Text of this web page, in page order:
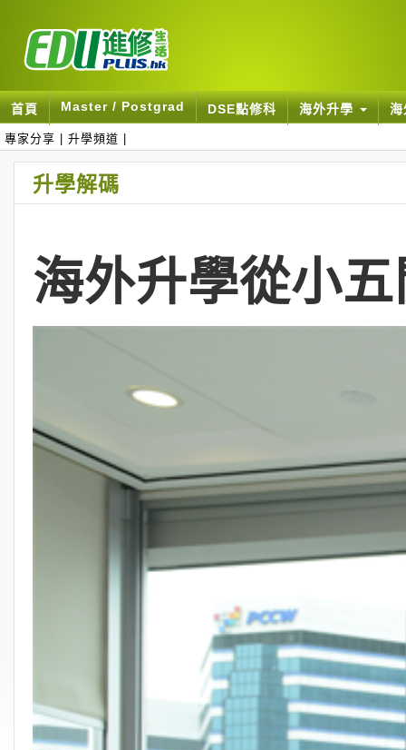
首頁 Master / Postgrad DSE點修科 海外升學
專家分享 升學頻道
升學解碼
海外升學從小